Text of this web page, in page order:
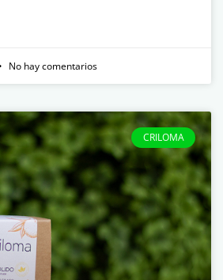
No hay comentarios
CRILOMA